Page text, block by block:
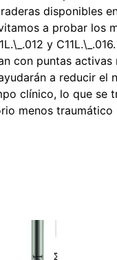
disponibles
a probar los
y
con puntas activas
a reducir el
clínico, lo que se
menos traumático